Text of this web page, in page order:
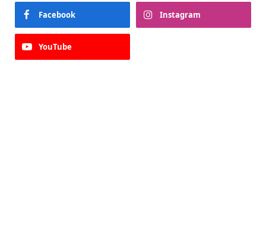
Facebook Instagram
YouTube